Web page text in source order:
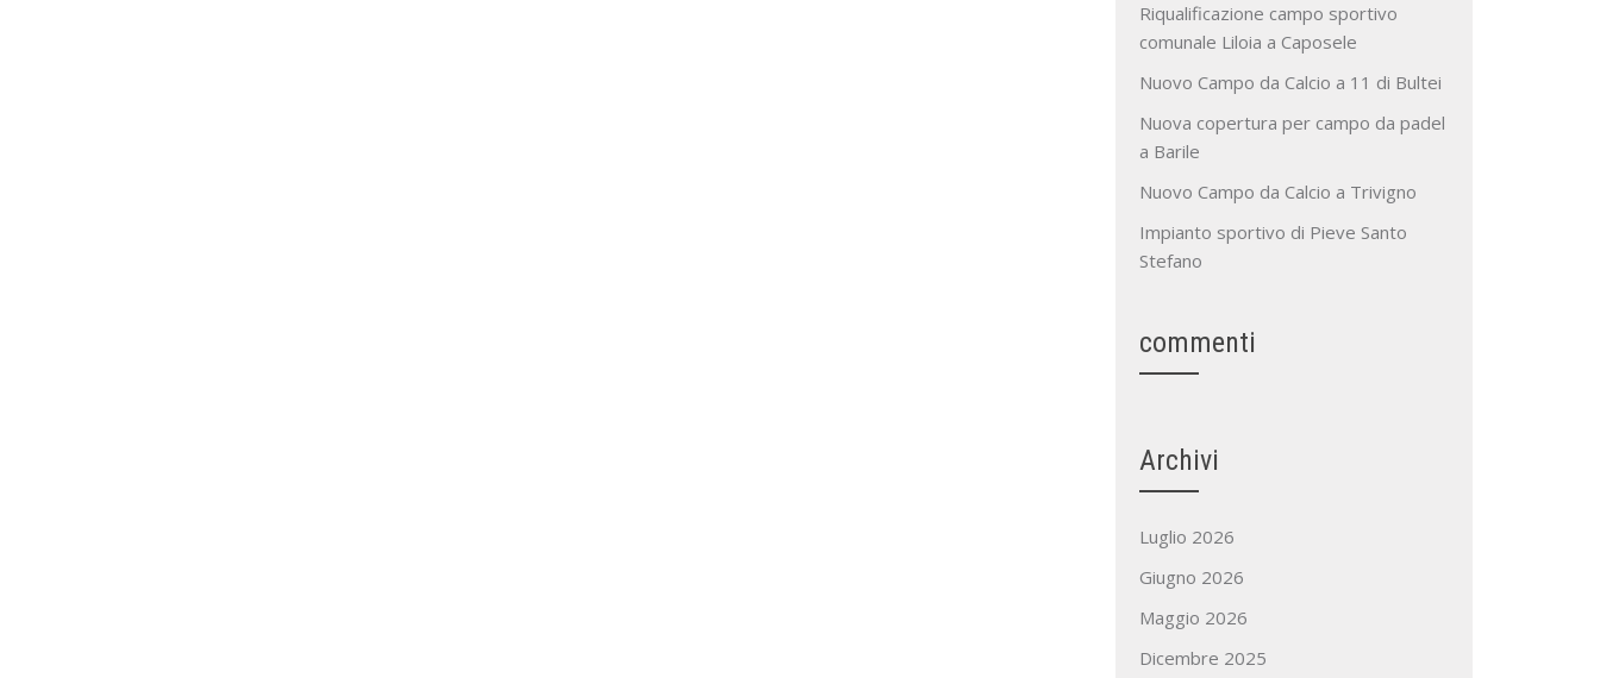
Riqualificazione campo sportivo
comunale Liloia a Caposele
Nuovo Campo da Calcio a 11 di Bultei
Nuova copertura per campo da padel
a Barile
Nuovo Campo da Calcio a Trivigno
Impianto sportivo di Pieve Santo
Stefano
commenti
Archivi
Luglio 2026
Giugno 2026
Maggio 2026
Dicembre 2025